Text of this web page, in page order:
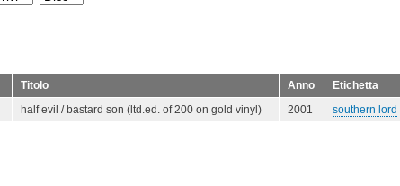
Titolo Anno Etichetta
half evil / bastard son (ltd.ed. of 200 on gold vinyl) 2001 southern lord